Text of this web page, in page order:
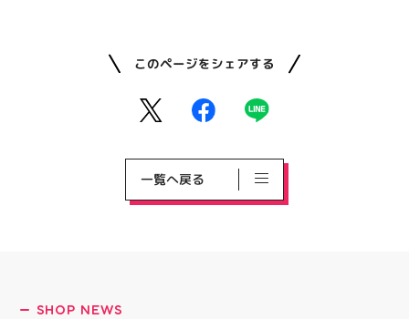
このページをシェアする
一覧へ戻る
SHOP NEWS